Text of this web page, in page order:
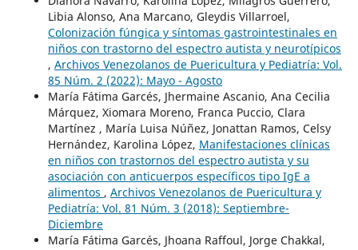
Libia Alonso, Ana Marcano, Gleydis Villarroel,
Colonización fúngica y síntomas gastrointestinales en
niños con trastorno del espectro autista y neurotípicos
, Archivos Venezolanos de Puericultura y Pediatría: Vol.
85 Núm. 2 (2022): Mayo - Agosto
María Fátima Garcés, Jhermaine Ascanio, Ana Cecilia
Márquez, Xiomara Moreno, Franca Puccio, Clara
Martínez , María Luisa Núñez, Jonattan Ramos, Celsy
Hernández, Karolina López, Manifestaciones clínicas
en niños con trastornos del espectro autista y su
asociación con anticuerpos específicos tipo IgE a
alimentos , Archivos Venezolanos de Puericultura y
Pediatría: Vol. 81 Núm. 3 (2018): Septiembre-
Diciembre
María Fátima Garcés, Jhoana Raffoul, Jorge Chakkal,